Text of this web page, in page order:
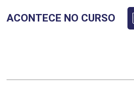
ACONTECE NO CURSO